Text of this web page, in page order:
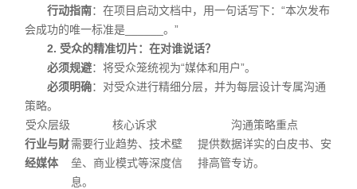
行动指南：在项目启动文档中，用一句话写下：“本次发布
会成功的唯一标准是______。”
2. 受众的精准切片：在对谁说话？
必须规避：将受众笼统视为“媒体和用户”。
必须明确：对受众进行精细分层，并为每层设计专属沟通
策略。
受众层级
核心诉求
沟通策略重点
行业与财
经媒体
需要行业趋势、技术壁
垒、商业模式等深度信
息。
提供数据详实的白皮书、安
排高管专访。